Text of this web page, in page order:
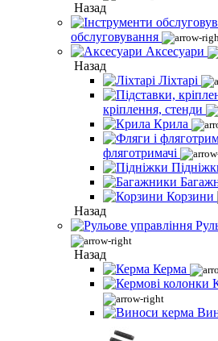
Назад
обслуговування
Аксесуари
Назад
Ліхтарі
кріплення, стенди
Крила
фляготримачі
Корзини
Назад
Назад
Керма